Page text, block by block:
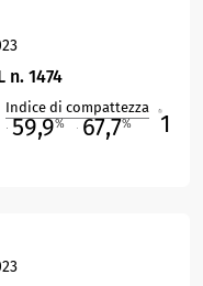
n. 1474
Indice di compattezza
59,9% 67,7% 1